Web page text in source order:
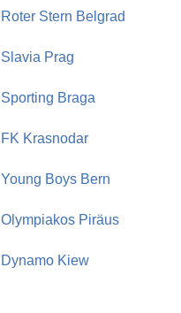
Roter Stern Belgrad
Slavia Prag
Sporting Braga
FK Krasnodar
Young Boys Bern
Olympiakos Piräus
Dynamo Kiew